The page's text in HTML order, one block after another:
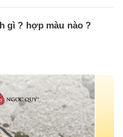
gì ? hợp màu nào ?